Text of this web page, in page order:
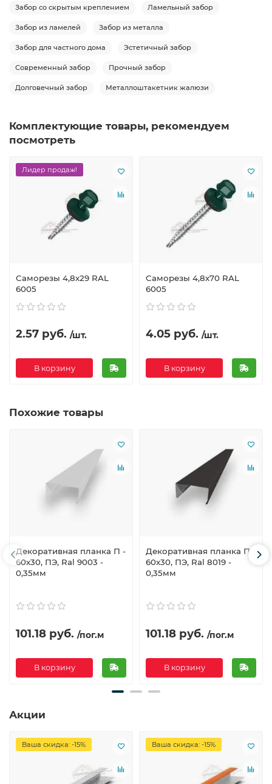
Забор со скрытым креплением Ламельный забор
Забор из ламелей Забор из металла
Забор для частного дома Эстетичный забор
Современный забор Прочный забор
Долговечный забор Металлоштакетник жалюзи
Комплектующие товары, рекомендуем
посмотреть
Лидер продаж!
Саморезы 4,8х29 RAL
6005
2.57 руб. /шт.
В корзину
Саморезы 4,8х70 RAL
6005
4.05 руб. /шт.
В корзину
Похожие товары
Декоративная планка П -
60х30, ПЭ, Ral 9003 -
0,35мм
101.18 руб. /пог.м
В корзину
Декоративная планка П -
60х30, ПЭ, Ral 8019 -
0,35мм
101.18 руб. /пог.м
В корзину
Акции
Ваша скидка: -15% Ваша скидка: -15%